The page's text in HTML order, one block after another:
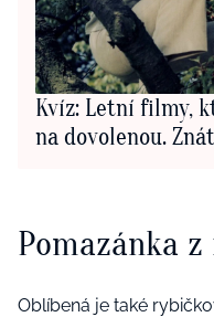
Kvíz: Letní filmy,
na dovolenou.
Pomazánka
Oblíbená je také